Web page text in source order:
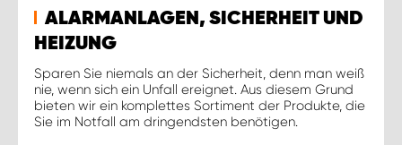
ALARMANLAGEN, SICHERHEIT UND
HEIZUNG
Sparen Sie niemals an der Sicherheit, denn man weiß
nie, wenn sich ein Unfall ereignet. Aus diesem Grund
bieten wir ein komplettes Sortiment der Produkte, die
Sie im Notfall am dringendsten benötigen.